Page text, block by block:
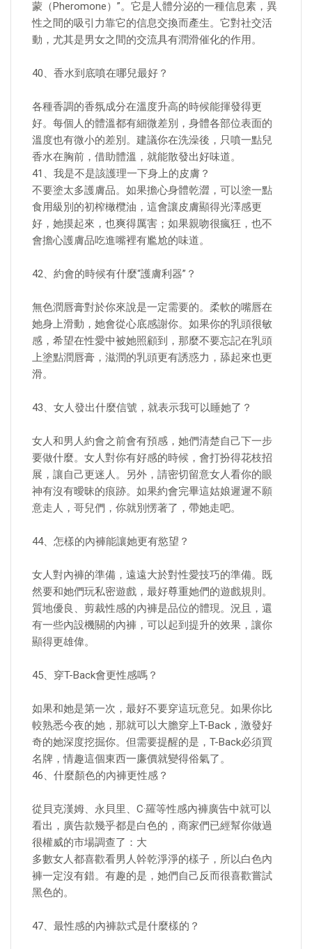
蒙（Pheromone）”。它是人體分泌的一種信息素，異
性之間的吸引力靠它的信息交換而產生。它對社交活
動，尤其是男女之間的交流具有潤滑催化的作用。
40、香水到底噴在哪兒最好？
各種香調的香氛成分在溫度升高的時候能揮發得更
好。每個人的體溫都有細微差別，身體各部位表面的
溫度也有微小的差別。建議你在洗澡後，只噴一點兒
香水在胸前，借助體溫，就能散發出好味道。
41、我是不是該護理一下身上的皮膚？
不要塗太多護膚品。如果擔心身體乾澀，可以塗一點
食用級別的初榨橄欖油，這會讓皮膚顯得光澤感更
好，她摸起來，也爽得厲害；如果親吻很瘋狂，也不
會擔心護膚品吃進嘴裡有尷尬的味道。
42、約會的時候有什麼“護膚利器”？
無色潤唇膏對於你來說是一定需要的。柔軟的嘴唇在
她身上滑動，她會從心底感謝你。如果你的乳頭很敏
感，希望在性愛中被她照顧到，那麼不要忘記在乳頭
上塗點潤唇膏，滋潤的乳頭更有誘惑力，舔起來也更
滑。
43、女人發出什麼信號，就表示我可以睡她了？
女人和男人約會之前會有預感，她們清楚自己下一步
要做什麼。女人對你有好感的時候，會打扮得花枝招
展，讓自己更迷人。另外，請密切留意女人看你的眼
神有沒有曖昧的痕跡。如果約會完畢這姑娘遲遲不願
意走人，哥兒們，你就別愣著了，帶她走吧。
44、怎樣的內褲能讓她更有慾望？
女人對內褲的準備，遠遠大於對性愛技巧的準備。既
然要和她們玩私密遊戲，最好尊重她們的遊戲規則。
質地優良、剪裁性感的內褲是品位的體現。況且，還
有一些內設機關的內褲，可以起到提升的效果，讓你
顯得更雄偉。
45、穿T-Back會更性感嗎？
如果和她是第一次，最好不要穿這玩意兒。如果你比
較熟悉今夜的她，那就可以大膽穿上T-Back，激發好
奇的她深度挖掘你。但需要提醒的是，T-Back必須買
名牌，情趣這個東西一廉價就變得俗氣了。
46、什麼顏色的內褲更性感？
從貝克漢姆、永貝里、C·羅等性感內褲廣告中就可以
看出，廣告款幾乎都是白色的，商家們已經幫你做過
很權威的市場調查了：大
多數女人都喜歡看男人幹乾淨淨的樣子，所以白色內
褲一定沒有錯。有趣的是，她們自己反而很喜歡嘗試
黑色的。
47、最性感的內褲款式是什麼樣的？